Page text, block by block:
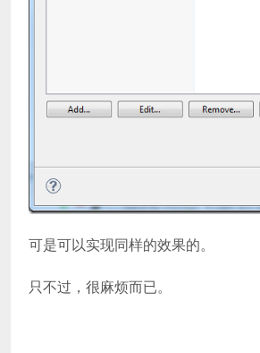
可是可以实现同样的效果的。
只不过，很麻烦而已。